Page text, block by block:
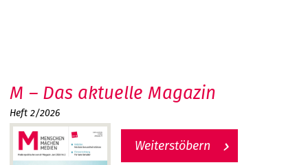
M – Das aktuelle Magazin
Heft 2/2026
Weiterstöbern